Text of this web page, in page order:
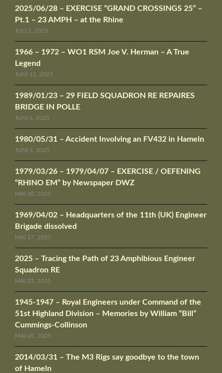
2025/06/28 – EXERCISE “GRAND CROSSINGS 25” –
Pt.1 – 23 AMPH – at the Rhine
JULI 2, 2025
1966 – 1972 – WO1 RSM Joe V. Herman – A True
Legend
JUNI 11, 2025
1989/01/23 – 29 FIELD SQUADRON RE REPAIRES
BRIDGE IN POLLE
JUNI 6, 2025
1980/05/31 – Accident Involving an FV432 in Hameln
JUNI 3, 2025
1979/03/26 – 1979/04/07 – EXERCISE / OEFENING
“RHINO EM” by Newspaper DWZ
MAI 30, 2025
1969/04/02 – Headquarters of the 11th (UK) Engineer
Brigade dissolved
MAI 27, 2025
2025 – Tracing the Path of 23 Amphibious Engineer
Squadron RE
MAI 25, 2025
1945-1947 – Royal Engineers under Command of the
51st Highland Division – Memories by William “Bill”
Cummings-Collinson
MAI 20, 2025
2014/03/31 – The M3 Rigs say goodbye to the town
of Hameln